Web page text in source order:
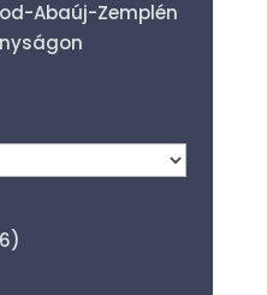
Abaúj-Zemplén